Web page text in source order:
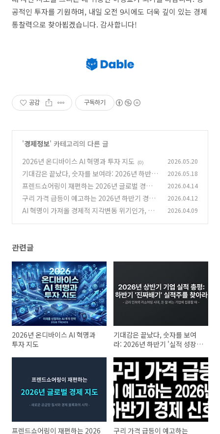
공적인 투자를 기원하며, 내일 오전 9시에도 더욱 깊이 있는 경제
통찰력으로 찾아뵙겠습니다. 감사합니다!
공감 구독하기
'경제정보' 카테고리의 다른 글
2026년 온디바이스 AI 혁명과 투자 지도
(0) 2026.05.20
기대감은 끝났다, 숫자를 보여라: 2026년 하반기
'실적 성장주' 선별 전략 (0)
2026.05.18
프렌드쇼어링이 재편하는 2026년 글로벌 경제
지도
(1)
2026.04.14
구리 가격 급등이 예고하는 2026년 하반기 경제
신호 (0)
2026.04.12
AI 혁명이 가져올 경제적 지각변동 위기인가, 새
2026.04.09
관련글
2026년 온디바이스 AI 혁명과
투자 지도
기대감은 끝났다, 숫자를 보여
라: 2026년 하반기 '실적 성장
프렌드쇼어링이 재편하는 2026 구리 가격 급등이 예고하는